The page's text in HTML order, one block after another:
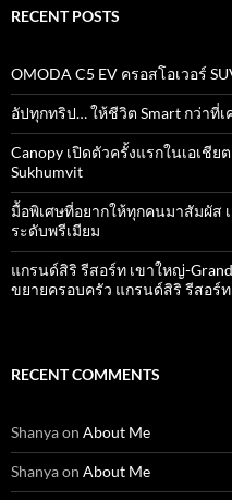
RECENT POSTS
OMODA C5 EV ครอสโอเวอร์
อัปทุกทริป… ให้ชีวิต Smart กว่าที่เ
Canopy เปิดตัวครั้งแรกในเอเชีย
Sukhumvit
มื้อพิเศษที่อยากให้ทุกคนมาสัมผัส
ระดับพรีเมียม
แกรนด์สิริ​ รีสอร์ท​ เขาใหญ่​-
ขยายครอบครัว แกรนด์สิริ รีสอร์
RECENT COMMENTS
Shanyaon About Me
Shanyaon About Me